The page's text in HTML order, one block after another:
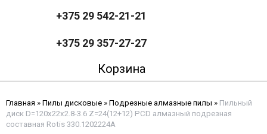
+375 29 542-21-21
+375 29 357-27-27
Корзина
Главная » Пилы дисковые » Подрезные алмазные пилы » Пильный
диск D=120x22x2.8-3.6 Z=24(12+12) PCD алмазный подрезная
составная Rotis 330.1202224A